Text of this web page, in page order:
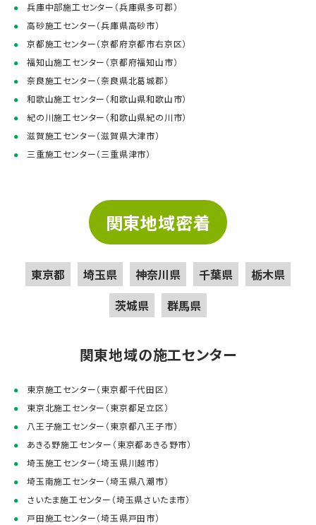
兵庫中部施工センター（兵庫県多可郡）
高砂施工センター（兵庫県高砂市）
京都施工センター（京都府京都市右京区）
福知山施工センター（京都府福知山市）
奈良施工センター（奈良県北葛城郡）
和歌山施工センター（和歌山県和歌山市）
紀の川施工センター（和歌山県紀の川市）
滋賀施工センター（滋賀県大津市）
三重施工センター（三重県津市）
関東地域密着
東京都 埼玉県 神奈川県 千葉県
栃木県
茨城県
群馬県
関東地域の施工センター
東京施工センター（東京都千代田区）
東京北施工センター（東京都足立区）
八王子施工センター（東京都八王子市）
あきる野施工センター（東京都あきる野市）
埼玉施工センター（埼玉県川越市）
埼玉南施工センター（埼玉県八潮市）
さいたま施工センター（埼玉県さいたま市）
戸田施工センター（埼玉県戸田市）